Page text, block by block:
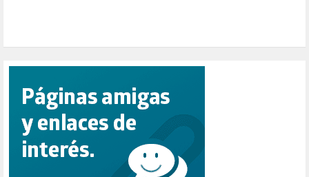
PUERTO DE VALENCIA (1)
RACISMO (1)
RELIGIÓN (114)
REPUBLICA (1)
SALUD (108)
SENSIBILIZACIÓN (576)
SINDICATOS (12)